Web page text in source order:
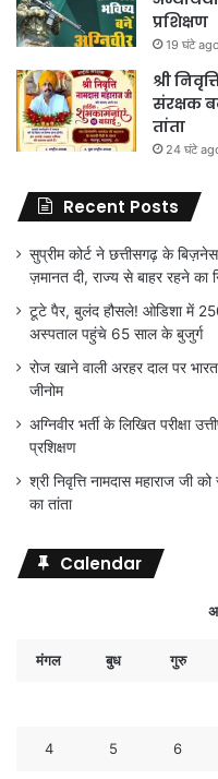
प्रशिक्षण
19 घंटे ago
श्री
संरक्षक
तांता
24 घंटे
Recent Posts
सुप्रीम कोर्ट ने छत्तीसगढ़ के
ज़मानत दी, राज्य से बाहर रहने का
टूटे पैर, बुलंद हौसले! ओडिशा में
अस्पताल पहुंचे 65 साल के बुजुर्ग
रोज खाने वाली अरहर दाल पर
जीनोम
अग्निवीर भर्ती के लिखित परीक्षा
प्रशिक्षण
श्री निवृत्ति नामदास महाराज जी
का तांता
Calendar
मंगल बुध गुरु
4 5 6